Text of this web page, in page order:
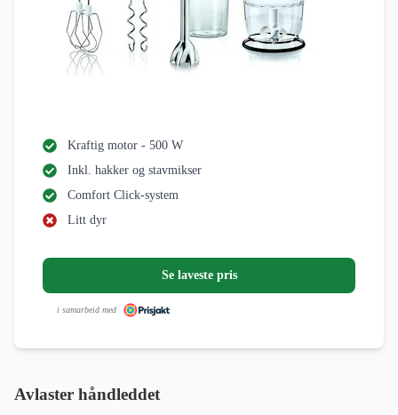
Kraftig motor - 500 W
Inkl. hakker og stavmikser
Comfort Click-system
Litt dyr
Se laveste pris
i samarbeid med
Avlaster håndleddet